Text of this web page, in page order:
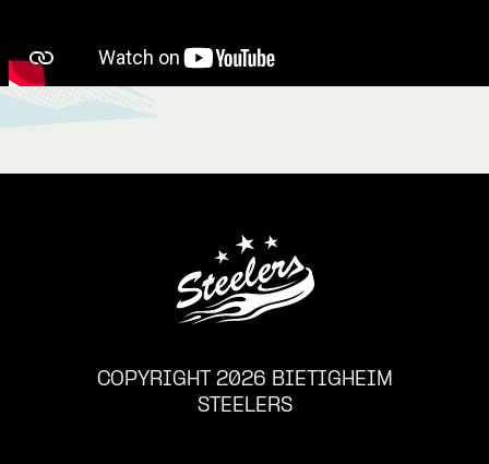
COPYRIGHT 2026 BIETIGHEIM
STEELERS